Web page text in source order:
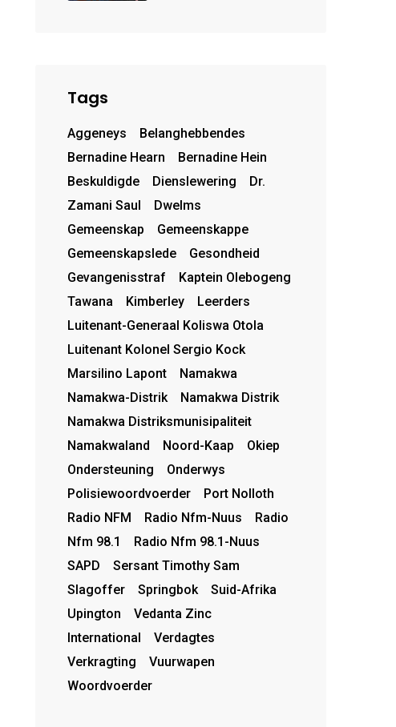
Tags
Aggeneys
Belanghebbendes
Bernadine Hearn
Bernadine Hein
Beskuldigde
Dienslewering
Dr.
Zamani Saul
Dwelms
Gemeenskap
Gemeenskappe
Gemeenskapslede
Gesondheid
Gevangenisstraf
Kaptein Olebogeng
Tawana
Kimberley
Leerders
Luitenant-Generaal Koliswa Otola
Luitenant Kolonel Sergio Kock
Marsilino Lapont
Namakwa
Namakwa-Distrik
Namakwa Distrik
Namakwa Distriksmunisipaliteit
Namakwaland
Noord-Kaap
Okiep
Ondersteuning
Onderwys
Polisiewoordvoerder
Port Nolloth
Radio NFM
Radio Nfm-Nuus
Radio
Nfm 98.1
Radio Nfm 98.1-Nuus
SAPD
Sersant Timothy Sam
Slagoffer
Springbok
Suid-Afrika
Upington
Vedanta Zinc
International
Verdagtes
Verkragting
Vuurwapen
Woordvoerder